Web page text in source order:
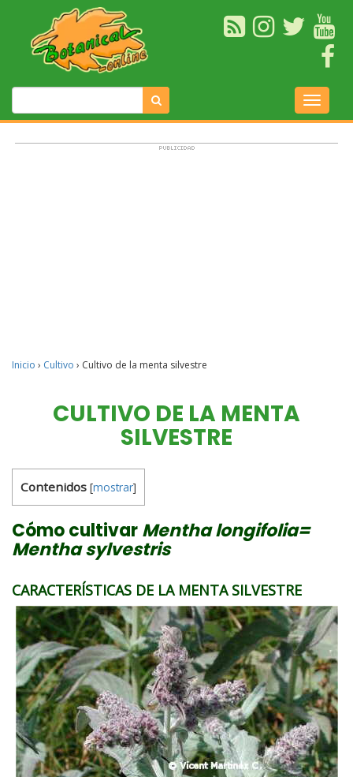
Inicio › Cultivo › Cultivo de la menta silvestre
CULTIVO DE LA MENTA
SILVESTRE
Contenidos [mostrar]
Cómo cultivarMentha longifolia=
Mentha sylvestris
CARACTERÍSTICAS DE LA MENTA SILVESTRE